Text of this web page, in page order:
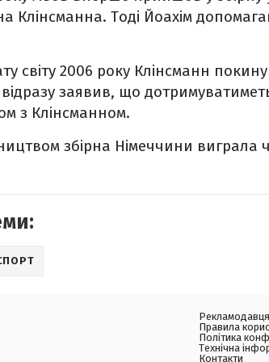
Клінсманна. Тоді Йоахім
світу 2006 року Клінсманн
заявив, що
з Клінсманном.
збірна Німеччини виграла
Правила
Політика
Технічна
Контакти